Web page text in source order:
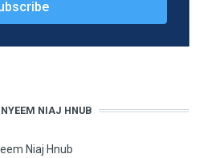
NIAJ HNUB
Niaj Hnub